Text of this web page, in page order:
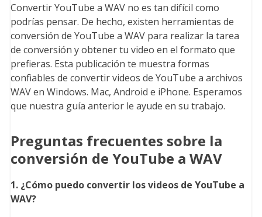
Convertir YouTube a WAV no es tan difícil como
podrías pensar. De hecho, existen herramientas de
conversión de YouTube a WAV para realizar la tarea
de conversión y obtener tu video en el formato que
prefieras. Esta publicación te muestra formas
confiables de convertir videos de YouTube a archivos
WAV en Windows. Mac, Android e iPhone. Esperamos
que nuestra guía anterior le ayude en su trabajo.
Preguntas frecuentes sobre la
conversión de YouTube a WAV
1. ¿Cómo puedo convertir los videos de YouTube a
WAV?